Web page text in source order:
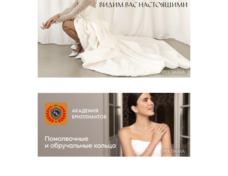
РЕКЛАМА
РЕКЛАМА